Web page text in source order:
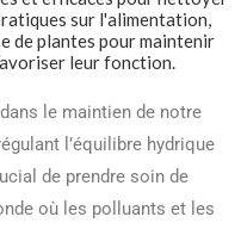
le maintien de notre
l’équilibre hydrique
de prendre soin de
où les polluants et les